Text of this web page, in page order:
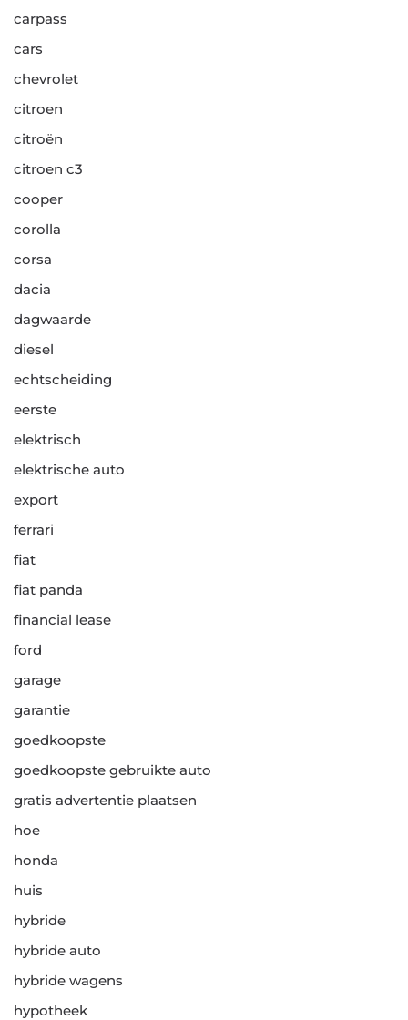
carpass
cars
chevrolet
citroen
citroën
citroen c3
cooper
corolla
corsa
dacia
dagwaarde
diesel
echtscheiding
eerste
elektrisch
elektrische auto
export
ferrari
fiat
fiat panda
financial lease
ford
garage
garantie
goedkoopste
goedkoopste gebruikte auto
gratis advertentie plaatsen
hoe
honda
huis
hybride
hybride auto
hybride wagens
hypotheek